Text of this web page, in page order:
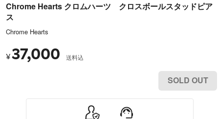
Chrome Hearts クロムハーツ クロスボールスタッドピア
ス
Chrome Hearts
¥37,000 送料込
SOLD OUT